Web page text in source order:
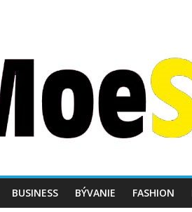
BUSINESS BÝVANIE FASHION